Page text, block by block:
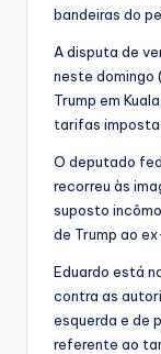
bandeiras do
A disputa de
neste domingo
Trump em
tarifas
O deputado
recorreu às
suposto
de Trump ao
Eduardo está
contra as
esquerda e de
referente ao